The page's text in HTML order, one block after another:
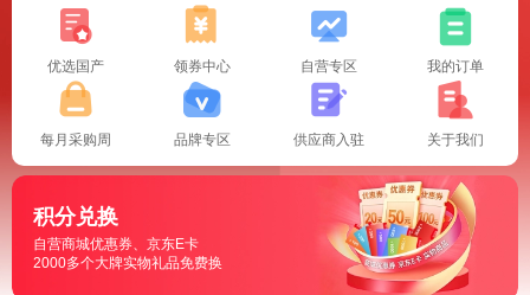
优选国产 领券中心 自营专区 我的订单
每月采购周 品牌专区 供应商入驻 关于我们
积分兑换
自营商城优惠券、京东E卡
2000多个大牌实物礼品免费换